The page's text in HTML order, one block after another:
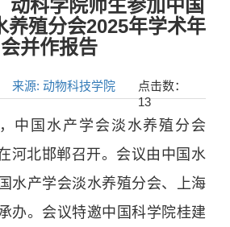
动科学院师生参加中国
养殖分会2025年学术年
会并作报告
来源: 动物科技学院
点击数：
13
中国水产学会淡水养殖分会
河北邯郸召开。会议由中国水
水产学会淡水养殖分会、上海
办。会议特邀中国科学院桂建